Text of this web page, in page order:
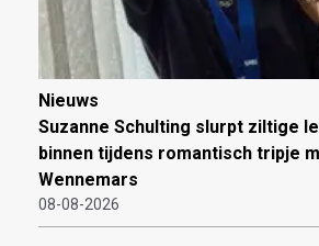
Nieuws
Suzanne Schulting slurpt ziltige
binnen tijdens romantisch tripje
Wennemars
08-08-2026